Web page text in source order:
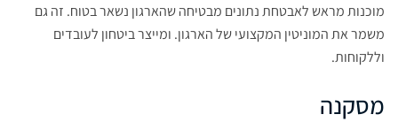
מוכנות מראש לאבטחת נתונים מבטיחה שהארגון נשאר בטוח. זה גם
משמר את המוניטין המקצועי של הארגון. ומייצר ביטחון לעובדים
וללקוחות.
מסקנה